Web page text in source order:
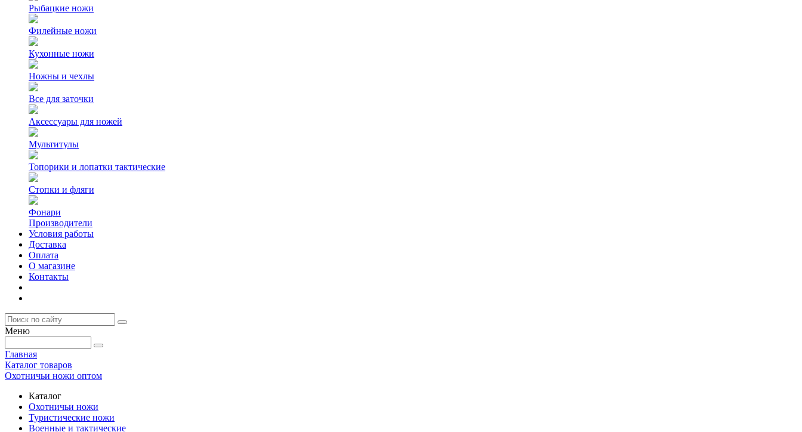
Рыбацкие ножи
Филейные ножи
Кухонные ножи
Ножны и чехлы
Все для заточки
Аксессуары для ножей
Мультитулы
Топорики и лопатки тактические
Стопки и фляги
Фонари
Производители
Условия работы
Доставка
Оплата
О магазине
Контакты
Меню
Главная
Каталог товаров
Охотничьи ножи оптом
Каталог
Охотничьи ножи
Туристические ножи
Военные и тактические